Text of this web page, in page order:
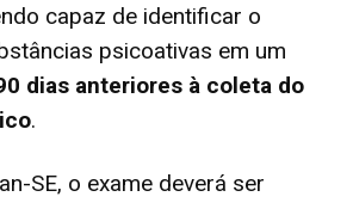
capaz de identificar o
psicoativas em um
dias anteriores à coleta do
.
SE, o exame deverá ser